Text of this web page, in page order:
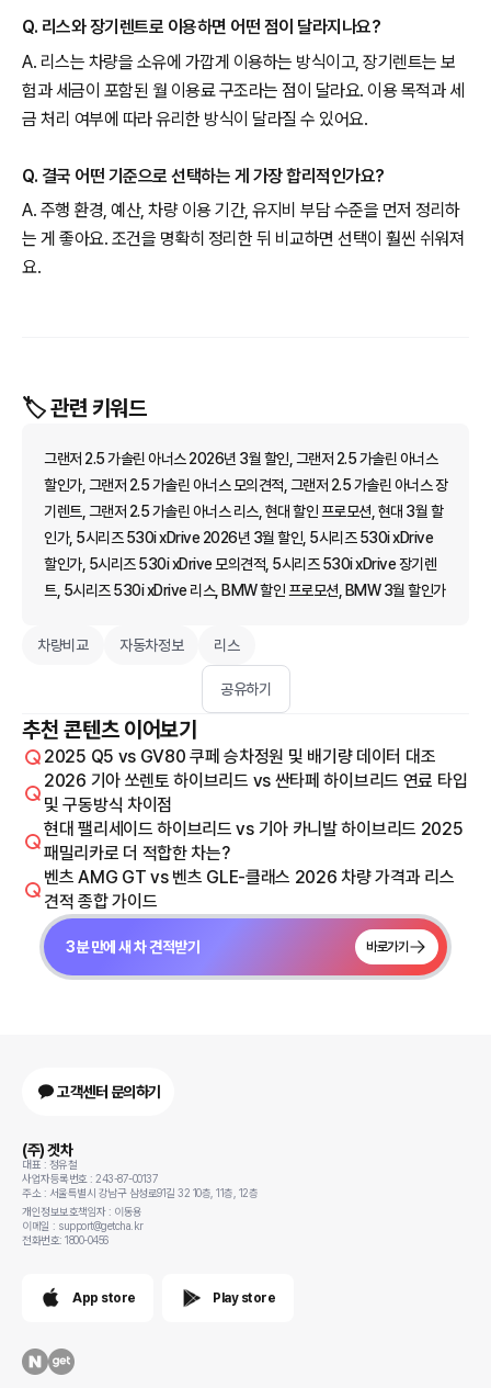
Q. 리스와 장기렌트로 이용하면 어떤 점이 달라지나요?
A. 리스는 차량을 소유에 가깝게 이용하는 방식이고, 장기렌트는 보
험과 세금이 포함된 월 이용료 구조라는 점이 달라요. 이용 목적과 세
금 처리 여부에 따라 유리한 방식이 달라질 수 있어요.
Q. 결국 어떤 기준으로 선택하는 게 가장 합리적인가요?
A. 주행 환경, 예산, 차량 이용 기간, 유지비 부담 수준을 먼저 정리하
는 게 좋아요. 조건을 명확히 정리한 뒤 비교하면 선택이 훨씬 쉬워져
요.
🏷️ 관련 키워드
그랜저 2.5 가솔린 아너스 2026년 3월 할인, 그랜저 2.5 가솔린 아너스
할인가, 그랜저 2.5 가솔린 아너스 모의견적, 그랜저 2.5 가솔린 아너스 장
기렌트, 그랜저 2.5 가솔린 아너스 리스, 현대 할인 프로모션, 현대 3월 할
인가, 5시리즈 530i xDrive 2026년 3월 할인, 5시리즈 530i xDrive
할인가, 5시리즈 530i xDrive 모의견적, 5시리즈 530i xDrive 장기렌
트, 5시리즈 530i xDrive 리스, BMW 할인 프로모션, BMW 3월 할인가
차량비교 자동차정보 리스
공유하기
추천 콘텐츠 이어보기
2025 Q5 vs GV80 쿠페 승차정원 및 배기량 데이터 대조
2026 기아 쏘렌토 하이브리드 vs 싼타페 하이브리드 연료 타입
및 구동방식 차이점
현대 팰리세이드 하이브리드 vs 기아 카니발 하이브리드 2025
패밀리카로 더 적합한 차는?
벤츠 AMG GT vs 벤츠 GLE-클래스 2026 차량 가격과 리스
견적 종합 가이드
3분 만에 새 차 견적받기 바로가기
고객센터 문의하기
(주) 겟차
대표 : 정유철
사업자등록번호 : 243-87-00137
주소 : 서울특별시 강남구 삼성로91길 32 10층, 11층, 12층
개인정보보호책임자 : 이동용
이메일 : support@getcha.kr
전화번호: 1800-0456
App store Play store